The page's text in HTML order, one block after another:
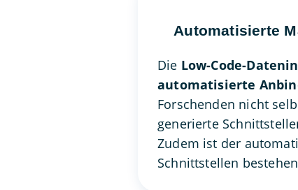
Automatisierte
Die Low-Code-
automatisierte
Forschenden nicht
generierte
Zudem ist der
Schnittstellen